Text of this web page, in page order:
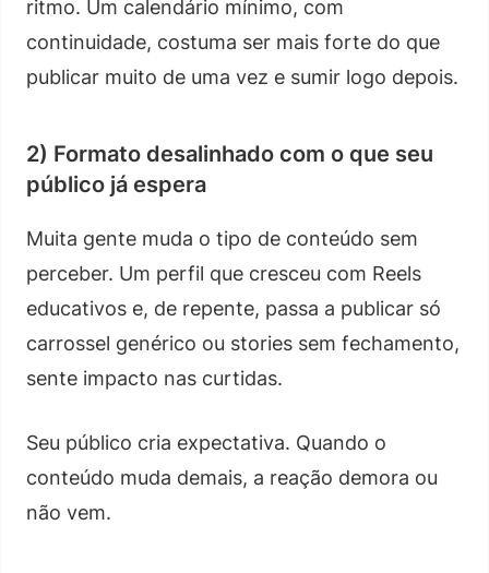
ritmo. Um calendário mínimo, com
continuidade, costuma ser mais forte do que
publicar muito de uma vez e sumir logo depois.
2) Formato desalinhado com o que seu
público já espera
Muita gente muda o tipo de conteúdo sem
perceber. Um perfil que cresceu com Reels
educativos e, de repente, passa a publicar só
carrossel genérico ou stories sem fechamento,
sente impacto nas curtidas.
Seu público cria expectativa. Quando o
conteúdo muda demais, a reação demora ou
não vem.